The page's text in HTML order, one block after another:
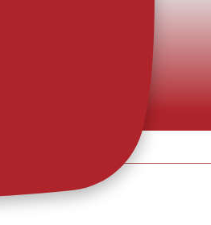
a equipa promete levar para dentro de